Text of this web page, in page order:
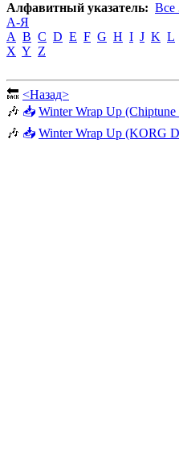
Алфавитный указатель: Все
А-Я
A B C D E F G H I J K L
X Y Z
🔙 <Назад>
🎶 📥 Winter Wrap Up
🎶 📥 Winter Wrap Up (KORG